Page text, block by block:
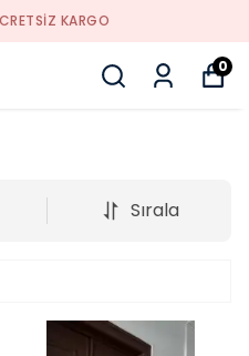
YENI SEZON ÜRÜNLER
0
Sırala